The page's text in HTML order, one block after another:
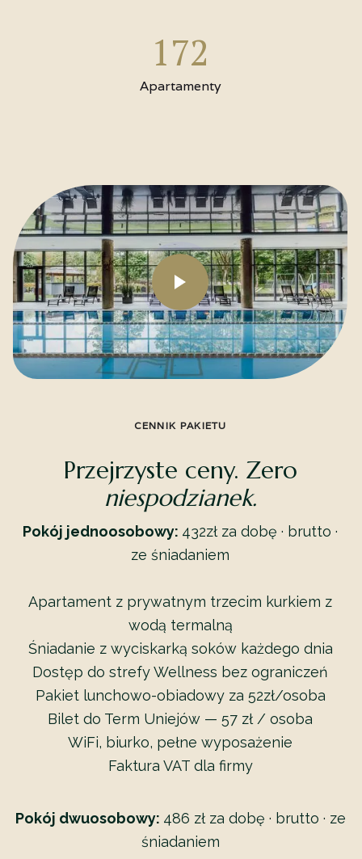
172
Apartamenty
CENNIK PAKIETU
Przejrzyste ceny. Zero
niespodzianek.
Pokój jednoosobowy: 432zł za dobę · brutto ·
ze śniadaniem
Apartament z prywatnym trzecim kurkiem z
wodą termalną
Śniadanie z wyciskarką soków każdego dnia
Dostęp do strefy Wellness bez ograniczeń
Pakiet lunchowo-obiadowy za 52zł/osoba
Bilet do Term Uniejów — 57 zł / osoba
WiFi, biurko, pełne wyposażenie
Faktura VAT dla firmy
Pokój dwuosobowy: 486 zł za dobę · brutto · ze
śniadaniem